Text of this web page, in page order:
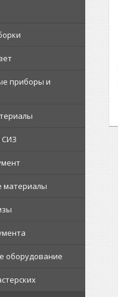
приборы и
СИЗ
материалы
оборудование